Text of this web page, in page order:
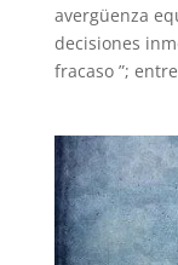
avergüenza
decisiones
fracaso ”;